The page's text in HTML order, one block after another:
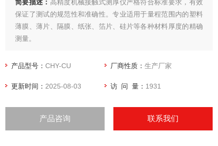
简要描述： 高精度机械接触式测厚仪严格符合标准要求，有效
保证了测试的规范性和准确性。专业适用于量程范围内的塑料
薄膜、薄片、隔膜、纸张、箔片、硅片等各种材料厚度的精确
测量。
产品型号：CHY-CU 厂商性质：生产厂家
更新时间： 2025-08-03 访 问 量： 1931
产品咨询 联系我们